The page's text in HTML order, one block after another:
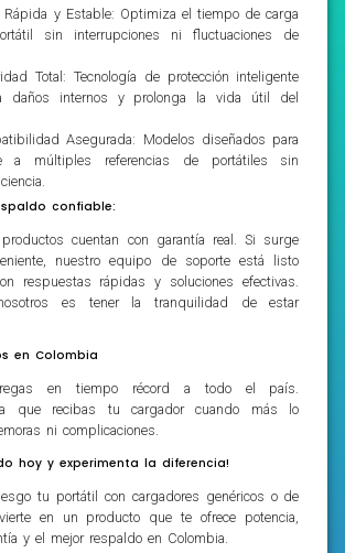
Rápida y Estable: Optimiza el tiempo de carga
sin interrupciones ni fluctuaciones de
Total: Tecnología de protección inteligente
daños internos y prolonga la vida útil del
Asegurada: Modelos diseñados para
a múltiples referencias de portátiles sin
confiable:
cuentan con garantía real. Si surge
nuestro equipo de soporte está listo
respuestas rápidas y soluciones efectivas.
es tener la tranquilidad de estar
en Colombia
en tiempo récord a todo el país.
que recibas tu cargador cuando más lo
ni complicaciones.
hoy y experimenta la diferencia!
tu portátil con cargadores genéricos o de
en un producto que te ofrece potencia,
y el mejor respaldo en Colombia.